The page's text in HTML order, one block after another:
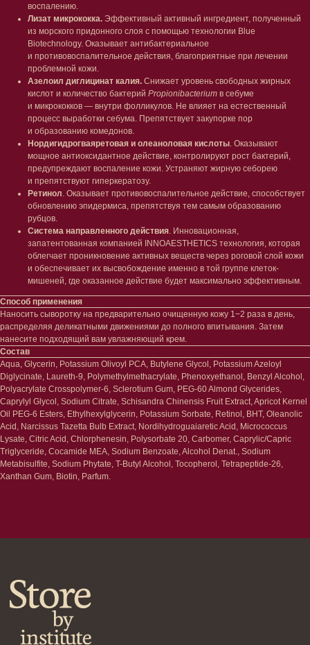
воспалению.
Лизат микрококка. Эффективный активный ингредиент, полученный
из морского придонного слоя с помощью технологии Blue
Biotechnology. Оказывает антибактериальное
и противовоспалительное действия, благоприятные при лечении
проблемной кожи.
Азелоил диглицинат калия. Снижает уровень свободных жирных
кислот и количество бактерий Propionibacterium в себуме
и микрококков — внутри фолликулов. Не влияет на естественный
процесс выработки себума. Препятствует закупорке пор
и образованию комедонов.
Нордигидрогваяретовая и олеаноловая кислоты. Оказывают
мощное антиоксидантное действие, контролируют рост бактерий,
предупреждают воспаление кожи. Устраняют жирную себорею
и препятствуют гиперкератозу.
Ретинол. Оказывает противовоспалительное действие, способствует
обновлению эпидермиса, препятствуя тем самым образованию
рубцов.
Система направленного действия. Инновационная,
запатентованная компанией INNOAESTHETICS технология, которая
облегчает проникновение активных веществ через роговой слой кожи
и обеспечивает их высвобождение именно в той группе клеток-
мишеней, где оказанное действие будет максимально эффективным.
Способ применения
Наносить сыворотку на предварительно очищенную кожу 1−2 раза в день,
распределяя деликатными движениями до полного впитывания. Затем
нанесите подходящий вам увлажняющий крем.
Состав
Aqua, Glycerin, Potassium Olivoyl PCA, Butylene Glycol, Potassium Azeloyl
Diglycinate, Laureth-9, Polymethylmethacrylate, Phenoxyethanol, Benzyl Alcohol,
Polyacrylate Crosspolymer-6, Sclerotium Gum, PEG-60 Almond Glycerides,
Caprylyl Glycol, Sodium Citrate, Schisandra Chinensis Fruit Extract, Apricot Kernel
Oil PEG-6 Esters, Ethylhexylglycerin, Potassium Sorbate, Retinol, BHT, Oleanolic
Acid, Narcissus Tazetta Bulb Extract, Nordihydroguaiaretic Acid, Micrococcus
Lysate, Citric Acid, Chlorphenesin, Polysorbate 20, Carbomer, Caprylic/Capric
Triglyceride, Cocamide MEA, Sodium Benzoate, Alcohol Denat., Sodium
Metabisulfite, Sodium Phytate, T-Butyl Alcohol, Tocopherol, Tetrapeptide-26,
Xanthan Gum, Biotin, Parfum.
Тело
Проблемы
Кремы
Лосьоны
Очищение
Пилинги/масла
Уход за руками
Уход за ногами
Средства для ванны
Гаджеты
Сертификаты
Наборы
Клиентам
Система лояльности
Доставка и самовывоз
E-mail
Отправляя адрес электронной почты
Лицо
Проблемы
Очищение
Увлажнение/питание
Сыворотки/ эссенции
Ретинол
Защита от солнца
Тонизация
Восстановление
Маски и патчи
Уход за губами
Декоротивная косметика
Волосы
Проблемы
Шампуни
Кондиционеры/бальзамы
Маски/скрабы
Сыворотки/лосьоны
Спреи
Средства для укладки